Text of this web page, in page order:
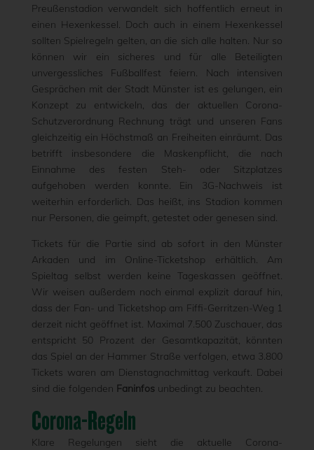
Preußenstadion verwandelt sich hoffentlich erneut in
einen Hexenkessel. Doch auch in einem Hexenkessel
sollten Spielregeln gelten, an die sich alle halten. Nur so
können wir ein sicheres und für alle Beteiligten
unvergessliches Fußballfest feiern. Nach intensiven
Gesprächen mit der Stadt Münster ist es gelungen, ein
Konzept zu entwickeln, das der aktuellen Corona-
Schutzverordnung Rechnung trägt und unseren Fans
gleichzeitig ein Höchstmaß an Freiheiten einräumt. Das
betrifft insbesondere die Maskenpflicht, die nach
Einnahme des festen Steh- oder Sitzplatzes
aufgehoben werden konnte. Ein 3G-Nachweis ist
weiterhin erforderlich. Das heißt, ins Stadion kommen
nur Personen, die geimpft, getestet oder genesen sind.
Tickets für die Partie sind ab sofort in den Münster
Arkaden und im Online-Ticketshop erhältlich. Am
Spieltag selbst werden keine Tageskassen geöffnet.
Wir weisen außerdem noch einmal explizit darauf hin,
dass der Fan- und Ticketshop am Fiffi-Gerritzen-Weg 1
derzeit nicht geöffnet ist. Maximal 7.500 Zuschauer, das
entspricht 50 Prozent der Gesamtkapazität, könnten
das Spiel an der Hammer Straße verfolgen, etwa 3.800
Tickets waren am Dienstagnachmittag verkauft. Dabei
sind die folgenden Faninfos unbedingt zu beachten.
Corona-Regeln
Klare Regelungen sieht die aktuelle Corona-